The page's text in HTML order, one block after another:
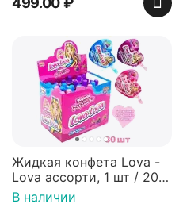
Жидкая конфета Lova -
Lova ассорти, 1 шт / 20
гр, блок / 30шт, Канди
Клаб жидкая карамель
В наличии